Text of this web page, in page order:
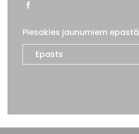
Piesakies jaunumiem epastā